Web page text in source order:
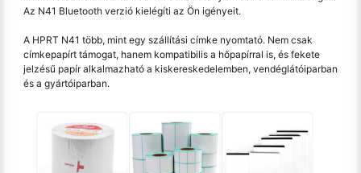
Az N41 Bluetooth verzió kielégíti az Ön igényeit.
A HPRT N41 több, mint egy szállítási címke nyomtató. Nem csak
címkepapírt támogat, hanem kompatibilis a hőpapírral is, és fekete
jelzésű papír alkalmazható a kiskereskedelemben, vendéglátóiparban
és a gyártóiparban.